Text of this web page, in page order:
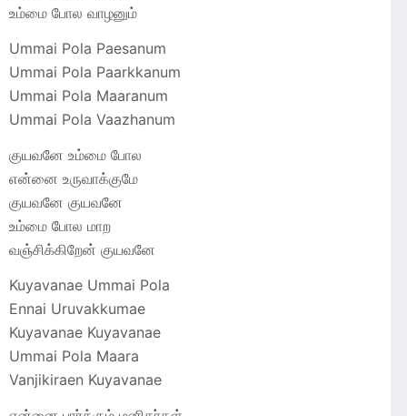
உம்மை போல வாழனும்
Ummai Pola Paesanum
Ummai Pola Paarkkanum
Ummai Pola Maaranum
Ummai Pola Vaazhanum
குயவனே உம்மை போல
என்னை உருவாக்குமே
குயவனே குயவனே
உம்மை போல மாற
வஞ்சிக்கிறேன் குயவனே
Kuyavanae Ummai Pola
Ennai Uruvakkumae
Kuyavanae Kuyavanae
Ummai Pola Maara
Vanjikiraen Kuyavanae